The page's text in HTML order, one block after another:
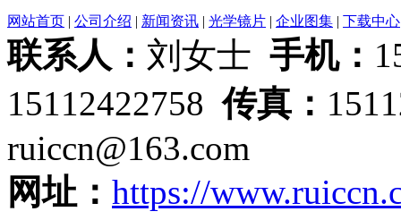
网站首页 | 公司介绍 | 新闻资讯 | 光学镜片 | 企业图集 | 下载中心
联系人： 刘女士 手机：
15112422758传真：
ruiccn@163.com
网址： https://